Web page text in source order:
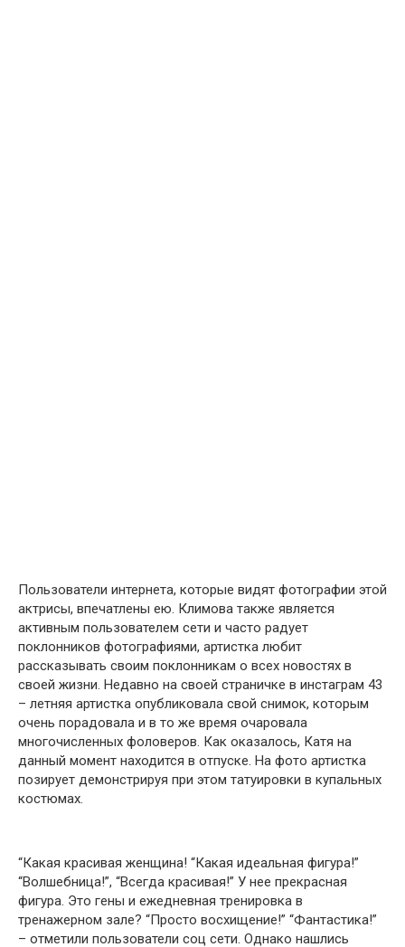
Пользователи интернета, которые видят фотографии этой
актрисы, впечатлены ею. Климова также является
активным пользователем сети и часто радует
поклонников фотографиями, артистка любит
рассказывать своим поклонникам о всех новостях в
своей жизни. Недавно на своей страничке в инстаграм 43
– летняя артистка опубликовала свой снимок, которым
очень порадовала и в то же время очаровала
многочисленных фоловеров. Как оказалось, Катя на
данный момент находится в отпуске. На фото артистка
позирует демонстрируя при этом татуировки в купальных
костюмах.
“Какая красивая женщина! “Какая идеальная фигура!”
“Волшебница!”, “Всегда красивая!” У нее прекрасная
фигура. Это гены и ежедневная тренировка в
тренажерном зале? “Просто восхищение!” “Фантастика!”
– отметили пользователи соц сети. Однако нашлись